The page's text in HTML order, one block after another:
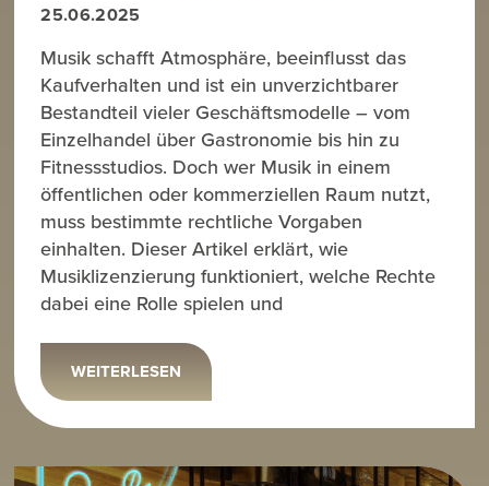
25.06.2025
Musik schafft Atmosphäre, beeinflusst das
Kaufverhalten und ist ein unverzichtbarer
Bestandteil vieler Geschäftsmodelle – vom
Einzelhandel über Gastronomie bis hin zu
Fitnessstudios. Doch wer Musik in einem
öffentlichen oder kommerziellen Raum nutzt,
muss bestimmte rechtliche Vorgaben
einhalten. Dieser Artikel erklärt, wie
Musiklizenzierung funktioniert, welche Rechte
dabei eine Rolle spielen und
WEITERLESEN